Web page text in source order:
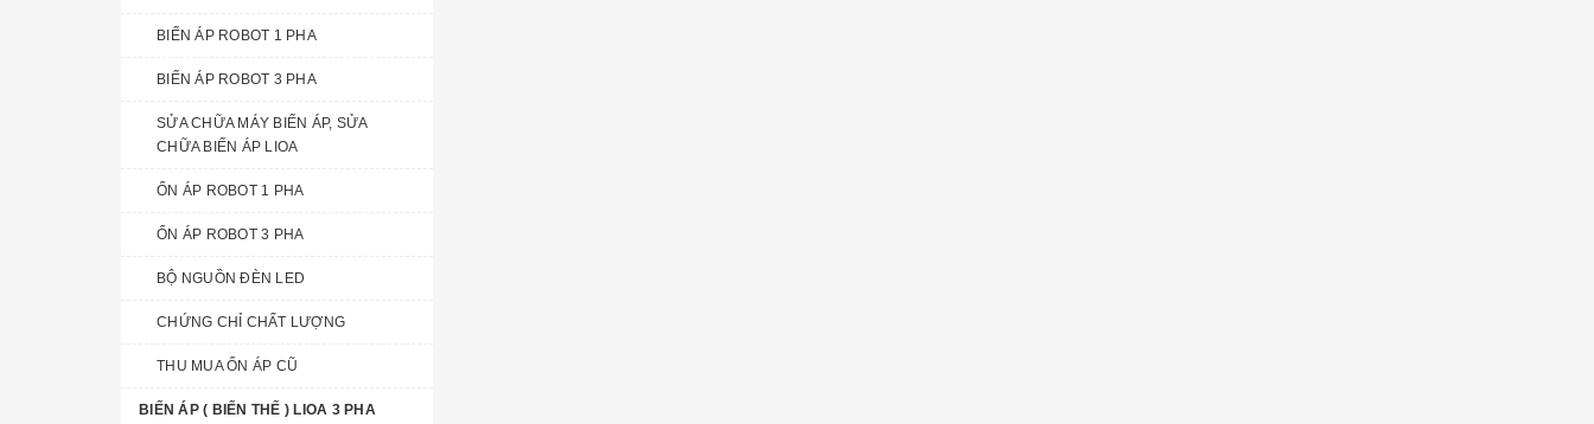
BIẾN ÁP ROBOT 1 PHA
BIẾN ÁP ROBOT 3 PHA
SỬA CHỮA MÁY BIẾN ÁP, SỬA
CHỮA BIẾN ÁP LIOA
ỔN ÁP ROBOT 1 PHA
ỔN ÁP ROBOT 3 PHA
BỘ NGUỒN ĐÈN LED
CHỨNG CHỈ CHẤT LƯỢNG
THU MUA ỔN ÁP CŨ
BIẾN ÁP ( BIẾN THẾ ) LIOA 3 PHA